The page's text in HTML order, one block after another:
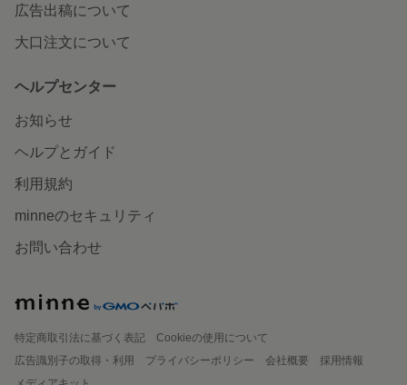
広告出稿について
大口注文について
ヘルプセンター
お知らせ
ヘルプとガイド
利用規約
minneのセキュリティ
お問い合わせ
特定商取引法に基づく表記
Cookieの使用について
広告識別子の取得・利用
プライバシーポリシー 会社概要
採用情報